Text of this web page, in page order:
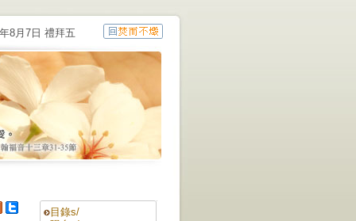
8月7日 禮拜五
目錄s/